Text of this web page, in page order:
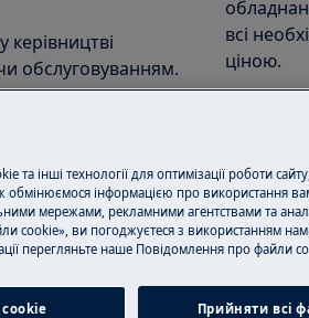
обслуговуванням.
і від'єднайте
всі
ціною.
Знайдіть
інші технології для оптимізації роботи
обмінюємося інформацією про використання
мережами, рекламними агентствами та
cookie», ви погоджуєтеся з використанням
перегляньте наше Пoвідомлення прo файли
Прийняти всі